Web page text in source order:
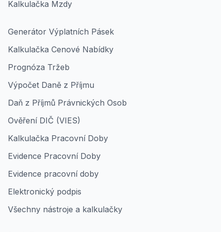
Kalkulačka Mzdy
Generátor Výplatních Pásek
Kalkulačka Cenové Nabídky
Prognóza Tržeb
Výpočet Daně z Příjmu
Daň z Příjmů Právnických Osob
Ověření DIČ (VIES)
Kalkulačka Pracovní Doby
Evidence Pracovní Doby
Evidence pracovní doby
Elektronický podpis
Všechny nástroje a kalkulačky